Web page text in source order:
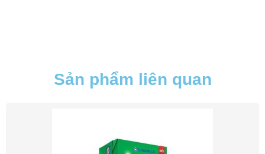
Sản phẩm liên quan